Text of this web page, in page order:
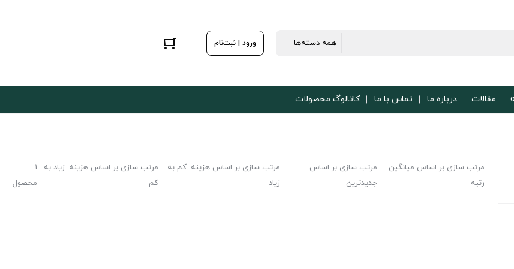
ورود | ثبت‌نام
مقالات درباره ما تماس با ما کاتالوگ محصولات
1
محصول
مرتب سازی بر اساس میانگین
رتبه
مرتب سازی بر اساس
جدیدترین
مرتب سازی بر اساس هزینه: کم به
زیاد
مرتب سازی بر اساس هزینه: زیاد به
کم